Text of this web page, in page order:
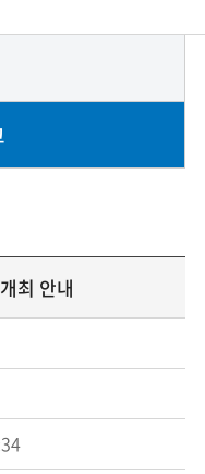
최 안내